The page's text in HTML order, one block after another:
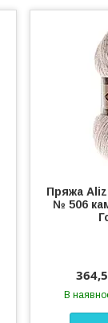
Пряжа
№ 506
В